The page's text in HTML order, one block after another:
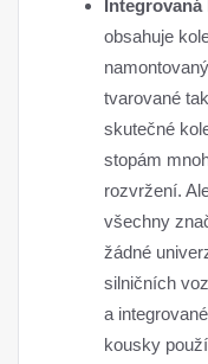
obsahuje
tvarované
skutečné
stopám
rozvržení.
všechny
žádné
silničních
a
kousky